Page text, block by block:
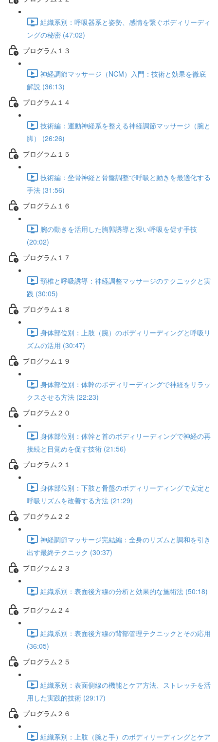
組織系別：呼吸器系と姿勢、感情を繋ぐボディリーディ
ングの秘密 (47:02)
プログラム１３
神経調節マッサージ（NCM）入門：技術と効果を徹底
解説 (36:13)
プログラム１４
技術編：運動神経系を整える神経調節マッサージ（腕と
脚） (26:26)
プログラム１５
技術編：坐骨神経と骨盤調整で呼吸と動きを最適化する
手法 (31:56)
プログラム１６
腕の動きを活用した胸郭誘導と深い呼吸を促す手技
(20:02)
プログラム１７
頸椎と呼吸誘導：神経調整マッサージのテクニックと実
践 (30:05)
プログラム１８
身体部位別：上肢（腕）のボディリーディングと呼吸リ
ズムの活用 (30:47)
プログラム１９
身体部位別：体幹のボディリーディングで神経をリラッ
クスさせる方法 (22:23)
プログラム２０
身体部位別：体幹と首のボディリーディングで神経の再
接続と目覚めを促す技術 (21:56)
プログラム２１
身体部位別：下肢と骨盤のボディリーディングで安定と
呼吸リズムを改善する方法 (21:29)
プログラム２２
神経調節マッサージ完結編：全身のリズムと調和を引き
出す最終テクニック (30:37)
プログラム２３
組織系別：表面後方線の分析と効果的な施術法 (50:18)
プログラム２４
組織系別：表面後方線の背部管理テクニックとその応用
(36:05)
プログラム２５
組織系別：表面側線の機能とケア方法、ストレッチを活
用した実践的技術 (29:17)
プログラム２６
組織系別：上肢（腕と手）のボディリーディングとケア